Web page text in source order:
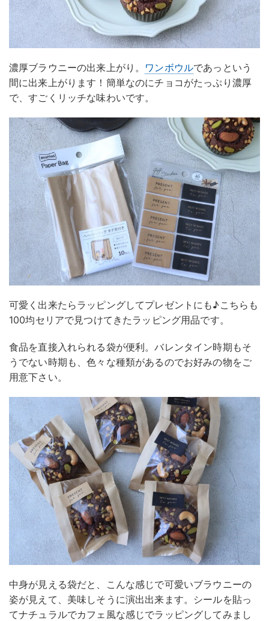
濃厚ブラウニーの出来上がり。 ワンボウルであっという
間に出来上がります！簡単なのにチョコがたっぷり濃厚
で、すごくリッチな味わいです。
可愛く出来たらラッピングしてプレゼントにも♪こちらも
100均セリアで見つけてきたラッピング用品です。
食品を直接入れられる袋が便利。バレンタイン時期もそ
うでない時期も、色々な種類があるのでお好みの物をご
用意下さい。
中身が見える袋だと、こんな感じで可愛いブラウニーの
姿が見えて、美味しそうに演出出来ます。シールを貼っ
てナチュラルでカフェ風な感じでラッピングしてみまし